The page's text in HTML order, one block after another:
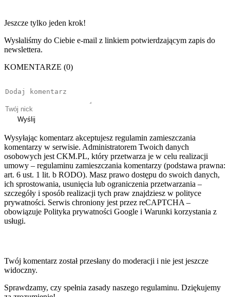
Jeszcze tylko jeden krok!
Wysłaliśmy do Ciebie e-mail z linkiem potwierdzającym zapis do
newslettera.
KOMENTARZE (0)
Wyślij
Wysyłając komentarz akceptujesz regulamin zamieszczania
komentarzy w serwisie. Administratorem Twoich danych
osobowych jest CKM.PL, który przetwarza je w celu realizacji
umowy – regulaminu zamieszczania komentarzy (podstawa prawna:
art. 6 ust. 1 lit. b RODO). Masz prawo dostępu do swoich danych,
ich sprostowania, usunięcia lub ograniczenia przetwarzania –
szczegóły i sposób realizacji tych praw znajdziesz w polityce
prywatności. Serwis chroniony jest przez reCAPTCHA –
obowiązuje Polityka prywatności Google i Warunki korzystania z
usługi.
Twój komentarz został przesłany do moderacji i nie jest jeszcze
widoczny.
Sprawdzamy, czy spełnia zasady naszego regulaminu. Dziękujemy